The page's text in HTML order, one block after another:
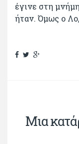
έγινε στη
ήταν. Όμως ο
Μια